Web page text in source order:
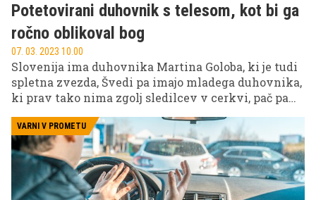
Potetovirani duhovnik s telesom, kot bi ga
ročno oblikoval bog
07. 03. 2023 10.00
Slovenija ima duhovnika Martina Goloba, ki je tudi
spletna zvezda, Švedi pa imajo mladega duhovnika,
ki prav tako nima zgolj sledilcev v cerkvi, pač pa
tudi na družbenem omrežju, saj ni samo v službi
Boga, ampak je tudi vplivnež na področju fitnesa.
VARNI V PROMETU